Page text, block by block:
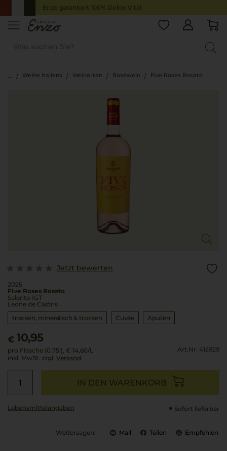
Enzo garantiert 100% Dolce-Vita!
Weine Italiens Weinarten Roséwein Five Roses Rosato
Jetzt bewerten
2025
Five Roses Rosato
Salento IGT
Leone de Castris
trocken, mineralisch & trocken
Cuvée Apulien
€ 10,95
pro Flasche (0.75l), € 14,60/L
inkl. MwSt. zzgl. Versand
Art.Nr. 415929
IN DEN WARENKORB
Lebensmittel­angaben Sofort lieferbar
Weitersagen: Mail Teilen Empfehlen